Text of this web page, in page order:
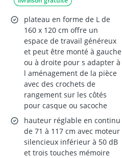
Blanc
plateau en forme de L de
160 x 120 cm offre un
espace de travail généreux
et peut être monté à gauche
ou à droite pour s adapter à
l aménagement de la pièce
avec des crochets de
rangement sur les côtés
pour casque ou sacoche
hauteur réglable en continu
de 71 à 117 cm avec moteur
silencieux inférieur à 50 dB
et trois touches mémoire